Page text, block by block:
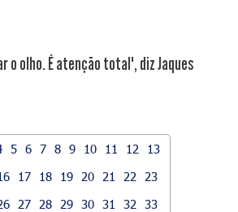
o olho. É atenção total", diz Jaques
5 6 7 8 9 10 11 12
13
17 18 19 20 21 22
23
27 28 29 30 31 32
33